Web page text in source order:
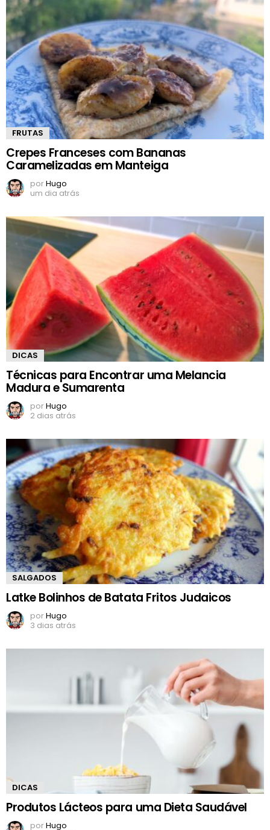
FRUTAS
Crepes Franceses com Bananas
Caramelizadas em Manteiga
porHugo
um dia atrás
DICAS
Técnicas para Encontrar uma Melancia
Madura e Sumarenta
porHugo
2 dias atrás
SALGADOS
Latke Bolinhos de Batata Fritos Judaicos
porHugo
3 dias atrás
DICAS
Produtos Lácteos para uma Dieta Saudável
porHugo